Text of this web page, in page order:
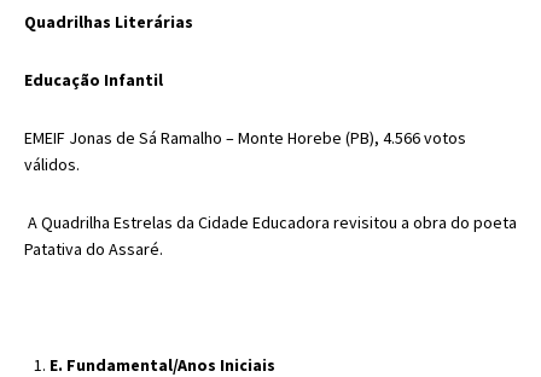
Quadrilhas Literárias
Educação Infantil
EMEIF Jonas de Sá Ramalho – Monte Horebe (PB), 4.566 votos
válidos.
A Quadrilha Estrelas da Cidade Educadora revisitou a obra do poeta
Patativa do Assaré.
E. Fundamental/Anos Iniciais